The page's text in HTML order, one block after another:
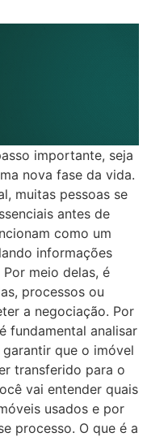
importante, seja
nova fase da vida.
muitas pessoas se
antes de
como um
informações
meio delas, é
processos ou
a negociação. Por
fundamental analisar
que o imóvel
transferido para o
vai entender quais
usados e por
processo. O que é a